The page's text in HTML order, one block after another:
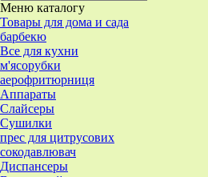
Меню каталогу
Товары для дома и сада
барбекю
Все для кухни
м'ясорубки
аерофритюрниця
Аппараты
Слайсеры
Сушилки
прес для цитрусових
сокодавлювач
Диспансеры